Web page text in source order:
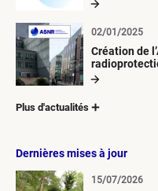
Création de
02/01/2025
Plus d'actualités
Dernières mises à jour
15/07/2026